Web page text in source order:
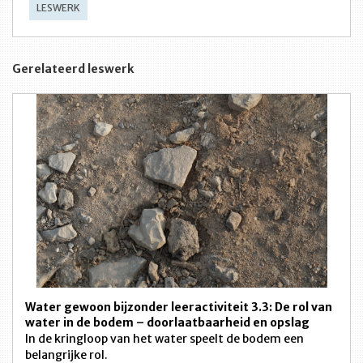
LESWERK
Gerelateerd leswerk
Water gewoon bijzonder leeractiviteit 3.3: De rol van
water in de bodem – doorlaatbaarheid en opslag
In de kringloop van het water speelt de bodem een
belangrijke rol.